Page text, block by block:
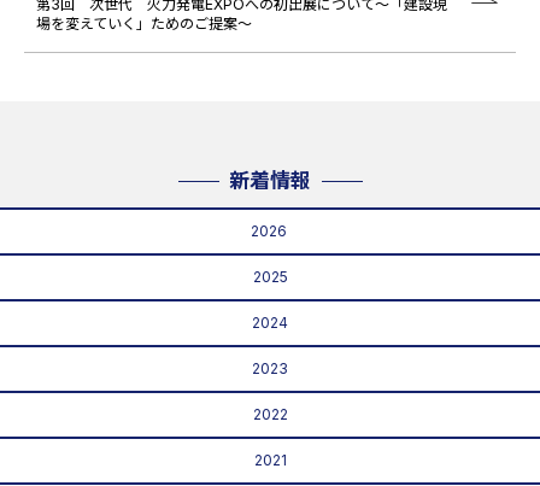
第3回 次世代 火力発電EXPOへの初出展について～「建設現
場を変えていく」ためのご提案～
新着情報
2026
2025
2024
2023
2022
2021